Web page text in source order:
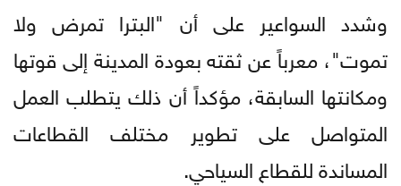
وشدد السواعير على أن "البترا تمرض ولا
تموت"، معرباً عن ثقته بعودة المدينة إلى قوتها
ومكانتها السابقة، مؤكداً أن ذلك يتطلب العمل
المتواصل على تطوير مختلف القطاعات
المساندة للقطاع السياحي.